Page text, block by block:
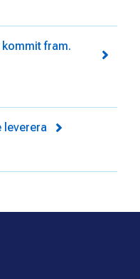
fram.
leverera